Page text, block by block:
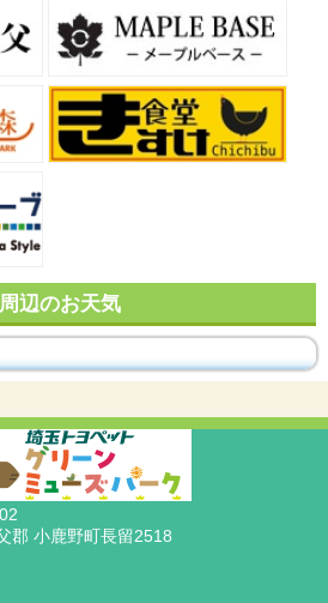
周辺のお天気
郡 小鹿野町長留2518